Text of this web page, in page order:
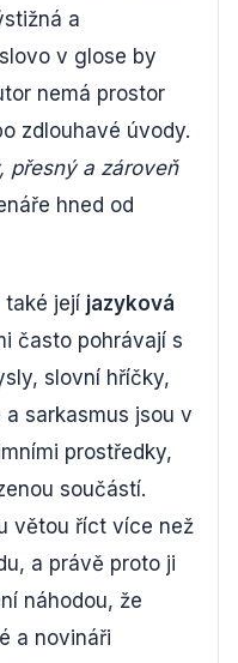
a
v glose by
nemá prostor
zdlouhavé úvody.
přesný a zároveň
hned od
také její jazyková
často pohrávají s
slovní hříčky,
sarkasmus jsou v
prostředky,
součástí.
větou říct více než
a právě proto ji
náhodou, že
a novináři